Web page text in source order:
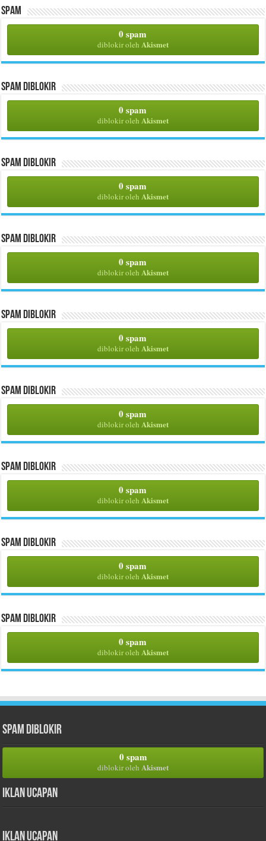
Spam
0 spam
diblokir oleh Akismet
Spam Diblokir
0 spam
diblokir oleh Akismet
Spam Diblokir
0 spam
diblokir oleh Akismet
Spam Diblokir
0 spam
diblokir oleh Akismet
Spam Diblokir
0 spam
diblokir oleh Akismet
Spam Diblokir
0 spam
diblokir oleh Akismet
Spam Diblokir
0 spam
diblokir oleh Akismet
Spam Diblokir
0 spam
diblokir oleh Akismet
Spam Diblokir
0 spam
diblokir oleh Akismet
Spam Diblokir
0 spam
diblokir oleh Akismet
Iklan Ucapan
Iklan Ucapan